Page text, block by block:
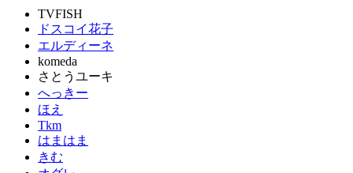
TVFISH
ドスコイ花子
エルディーネ
komeda
さとうユーキ
へっきー
ほえ
Tkm
はまはま
きむ